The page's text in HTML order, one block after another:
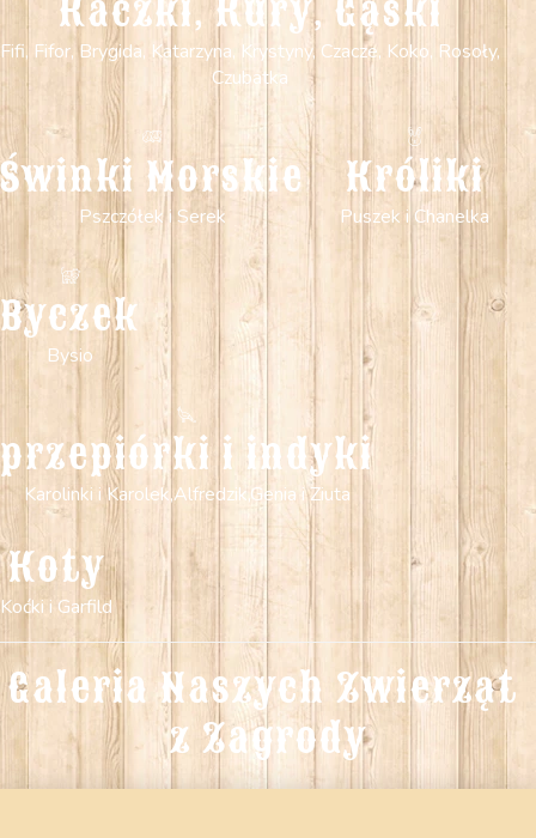
Kaczki, Kury, Gąski
Fifi, Fifor, Brygida, Katarzyna, Krystyny, Czacze, Koko, Rosoły,
Czubatka
Świnki Morskie
Pszczółek i Serek
Króliki
Puszek i Chanelka
Byczek
Bysio
przepiórki i indyki
Karolinki i Karolek,Alfredzik,Genia i Ziuta
Koty
Koćki i Garfild
Galeria Naszych Zwierząt
z Zagrody